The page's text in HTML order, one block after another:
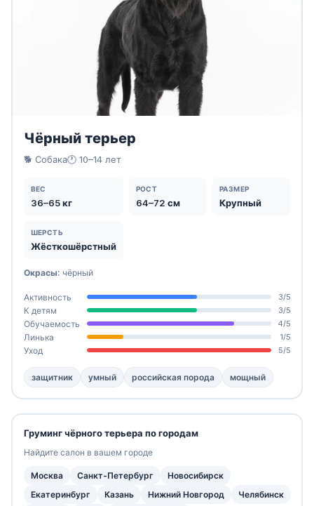
Чёрный терьер
🐕 Собака🕐 10–14 лет
ВЕС
36–65 кг
РОСТ
64–72 см
РАЗМЕР
Крупный
ШЕРСТЬ
Жёсткошёрстный
Окрасы: чёрный
Активность 3/5
К детям 3/5
Обучаемость 4/5
Линька 1/5
Уход 5/5
защитник умный российская порода мощный
Груминг чёрного терьера по городам
Найдите салон в вашем городе
Москва Санкт-Петербург
Новосибирск
Екатеринбург
Казань Нижний Новгород
Челябинск